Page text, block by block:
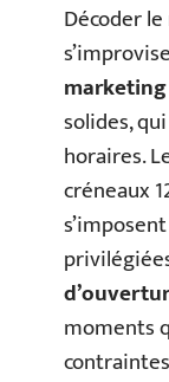
Décoder
marketing
solides,
horaires.
créneaux
moments